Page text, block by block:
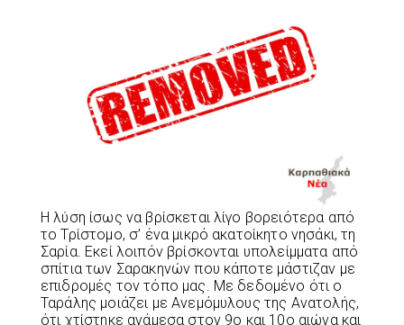
H λύση ίσως να βρίσκεται λίγο βορειότερα από
τo Τρίστομο, σ’ ένα μικρό ακατοίκητο νησάκι, τη
Σαρία. Εκεί λοιπόν βρίσκονται υπολείμματα από
σπίτια των Σαρακηνών που κάποτε μάστιζαν με
επιδρομές τον τόπο μας. Με δεδομένο ότι ο
Ταράλης μοιάζει με Ανεμόμυλους της Ανατολής,
ότι χτίστηκε ανάμεσα στον 9ο και 10ο αιώνα και